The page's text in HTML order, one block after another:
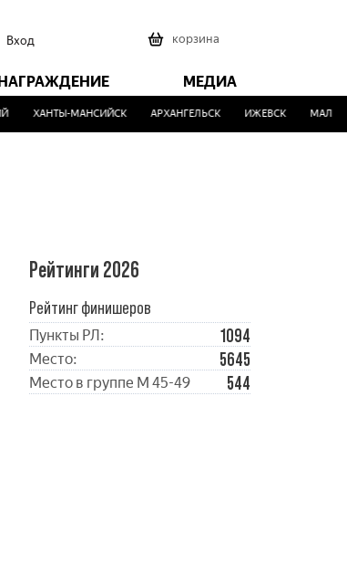
Вход корзина
МЕДИА
ХАНТЫ-МАНСИЙСК АРХАНГЕЛЬСК ИЖЕВСК
Рейтинги 2026
Рейтинг финишеров
Пункты РЛ: 1094
Место: 5645
Место в группе М 45-49 544